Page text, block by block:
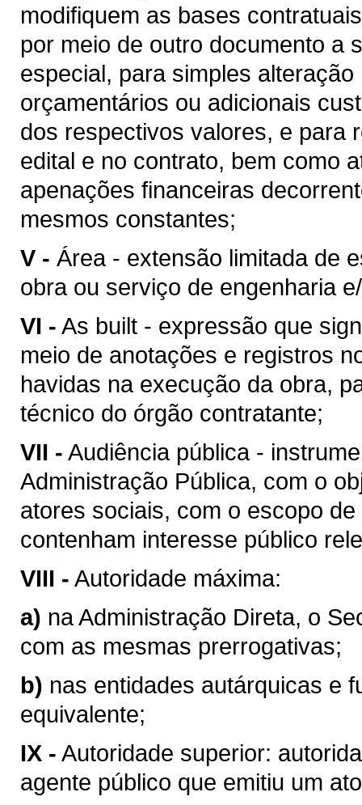
modifiquem as bases
por meio de outro documento a
especial, para simples
orçamentários ou adicionais
dos respectivos valores, e para
edital e no contrato, bem como
apenações financeiras
mesmos constantes;
V - Área - extensão limitada de
obra ou serviço de engenharia
VI - As built - expressão que
meio de anotações e registros
havidas na execução da obra,
técnico do órgão contratante;
VII - Audiência pública -
Administração Pública, com o
atores sociais, com o escopo
contenham interesse público
VIII - Autoridade máxima:
a) na Administração Direta, o
com as mesmas prerrogativas;
b) nas entidades autárquicas e
equivalente;
IX - Autoridade superior:
agente público que emitiu um